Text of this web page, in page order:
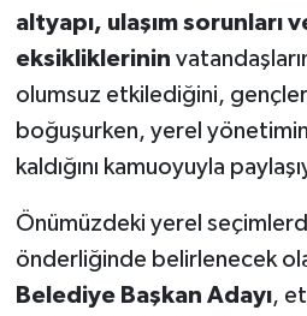
altyapı, ulaşım sorunları
eksikliklerinin
olumsuz etkilediğini,
boğuşurken, yerel
kaldığını kamuoyuyla
Önümüzdeki yerel
önderliğinde belirlenecek
Belediye Başkan Adayı,